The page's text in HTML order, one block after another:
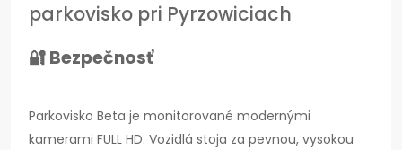
parkovisko pri Pyrzowiciach
🔐 Bezpečnosť
Parkovisko Beta je monitorované modernými
kamerami FULL HD. Vozidlá stoja za pevnou, vysokou